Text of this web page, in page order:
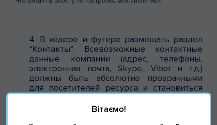
4. В хедере и футере размещать раздел
“Контакты”. Всевозможные контактные
данные компании (адрес, телефоны,
электронная почта, Skype, Viber и т.д.)
должны быть абсолютно прозрачными
для посетителей ресурса и становиться
заметными в течение первых секунд
пребывания на сайте (здесь имеются в
Вітаємо!